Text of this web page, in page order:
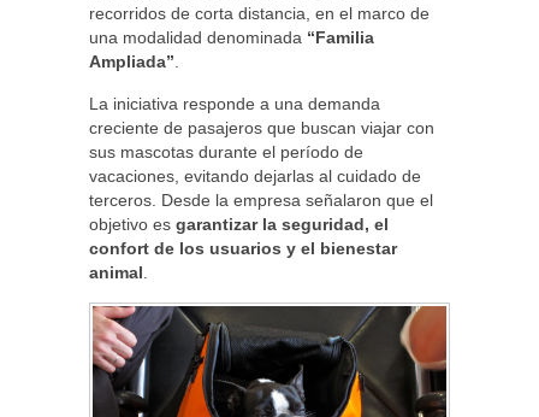
recorridos de corta distancia, en el marco de
una modalidad denominada “Familia
Ampliada”
La iniciativa responde a una demanda
creciente de pasajeros que buscan viajar con
sus mascotas durante el período de
vacaciones, evitando dejarlas al cuidado de
terceros. Desde la empresa señalaron que el
objetivo es garantizar la seguridad, el
confort de los usuarios y el bienestar
animal